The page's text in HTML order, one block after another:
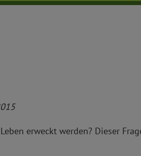
erweckt werden? Dieser